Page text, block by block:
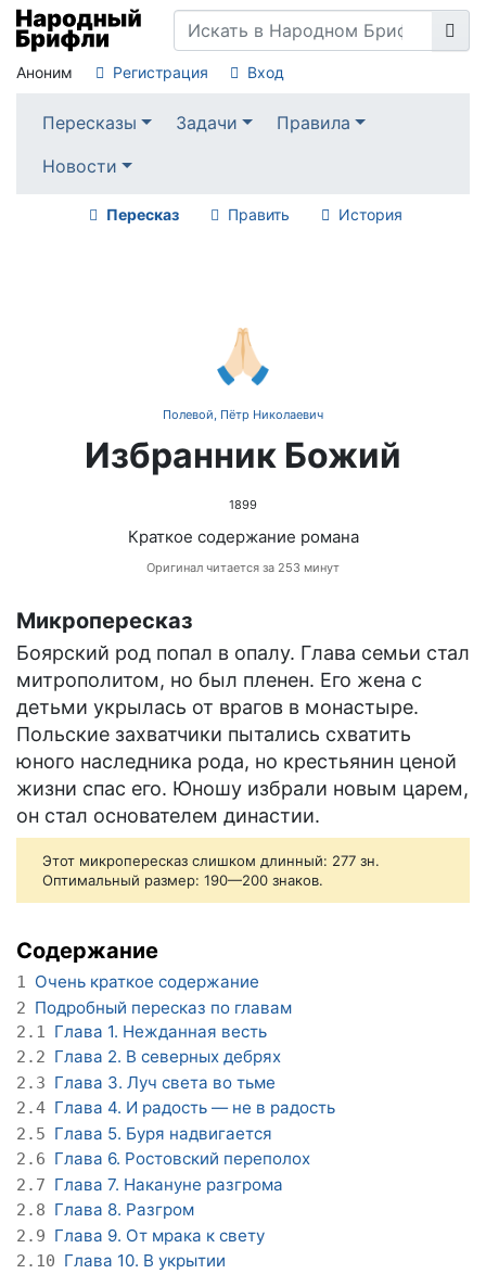
Аноним Регистрация Вход
Пересказы Задачи
Правила
Новости
Пересказ Править История
🙏🏻
Полевой, Пётр Николаевич
Избранник Божий
1899
Краткое содержание романа
Оригинал читается за 253 минут
Микропересказ
Боярский род попал в опалу. Глава семьи стал
митрополитом, но был пленен. Его жена с
детьми укрылась от врагов в монастыре.
Польские захватчики пытались схватить
юного наследника рода, но крестьянин ценой
жизни спас его. Юношу избрали новым царем,
он стал основателем династии.
Этот микропересказ слишком длинный: 277 зн.
Оптимальный размер: 190—200 знаков.
Содержание
1 Очень краткое содержание
2 Подробный пересказ по главам
2.1 Глава 1. Нежданная весть
2.2 Глава 2. В северных дебрях
2.3 Глава 3. Луч света во тьме
2.4 Глава 4. И радость — не в радость
2.5 Глава 5. Буря надвигается
2.6 Глава 6. Ростовский переполох
2.7 Глава 7. Накануне разгрома
2.8 Глава 8. Разгром
2.9 Глава 9. От мрака к свету
2.10 Глава 10. В укрытии